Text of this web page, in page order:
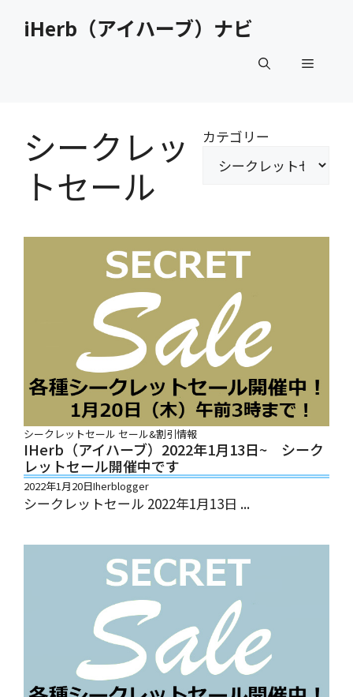
iHerb（アイハーブ）ナビ
メ
シークレッ
トセール
カテゴリー
シークレットセール セール&割引情報
IHerb（アイハーブ）2022年1月13日~ シーク
レットセール開催中です
2022年1月20日Iherblogger
シークレットセール 2022年1月13日 ...